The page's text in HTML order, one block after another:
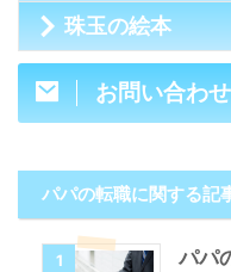
珠玉の絵本
お問い合わせ
パパの転職に関する記
1
パパ